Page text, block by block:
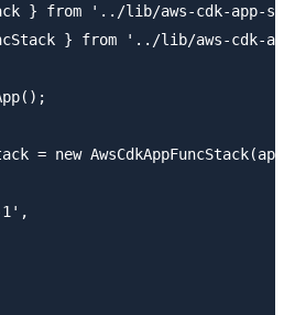
} from '../lib/aws-cdk-app-
} from '../lib/aws-cdk-
= new